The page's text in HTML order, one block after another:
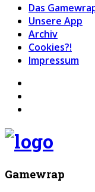
Das
Unsere App
Archiv
Cookies?!
Impressum
Gamewrap